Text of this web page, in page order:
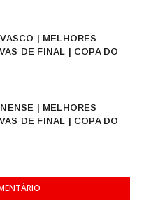
| MELHORES
DE FINAL | COPA DO
| MELHORES
DE FINAL | COPA DO